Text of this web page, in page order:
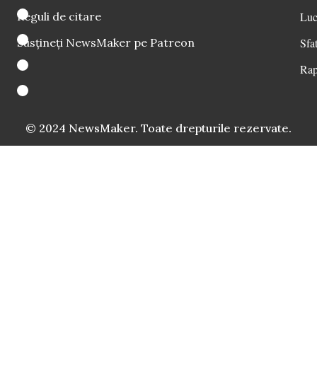
Reguli de citare
Susțineți NewsMaker pe Patreon
© 2024 NewsMaker. Toate drepturile rezervate.